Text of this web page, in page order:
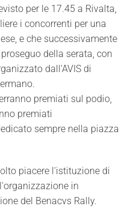
per le 17.45 a Rivalta,
i concorrenti per una
e che successivamente
della serata, con
dall'AVIS di
premiati sul podio,
premiati
sempre nella piazza
piacere l'istituzione di
in
del Benacvs Rally.